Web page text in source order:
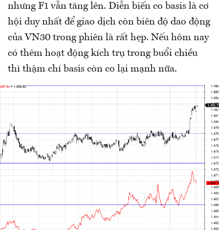
nhưng F1 vẫn tăng lên. Diễn biến co basis là cơ
hội duy nhất để giao dịch còn biên độ dao động
của VN30 trong phiên là rất hẹp. Nếu hôm nay
có thêm hoạt động kích trụ trong buổi chiều
thì thậm chí basis còn co lại mạnh nữa.